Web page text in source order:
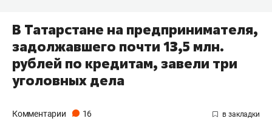
​В Татарстане на предпринимателя,
задолжавшего почти 13,5 млн.
рублей по кредитам, завели три
уголовных дела
Комментарии 16